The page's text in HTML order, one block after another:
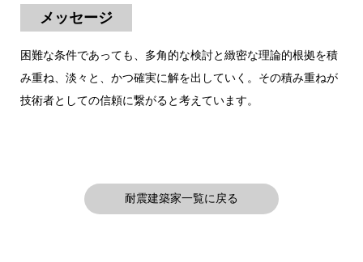
メッセージ
困難な条件であっても、多角的な検討と緻密な理論的根拠を積
み重ね、淡々と、かつ確実に解を出していく。その積み重ねが
技術者としての信頼に繋がると考えています。
耐震建築家一覧に戻る